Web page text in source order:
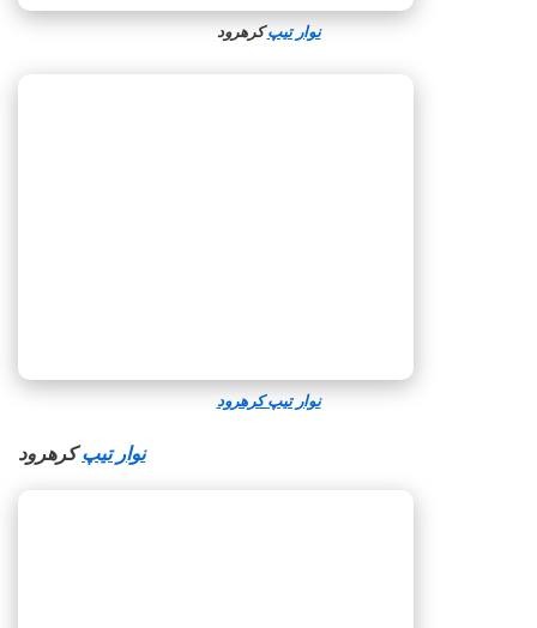
نوار تیپکرهرود
نوار تیپ کرهرود
نوار تیپکرهرود